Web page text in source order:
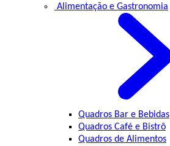
Alimentação e Gastronomia
Quadros Bar e Bebidas
Quadros Café e Bistrô
Quadros de Alimentos